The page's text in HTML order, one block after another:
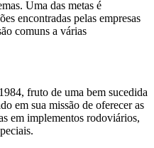
Uma das metas é
encontradas pelas empresas
comuns a várias
fruto de uma bem sucedida
em sua missão de oferecer as
em implementos rodoviários,